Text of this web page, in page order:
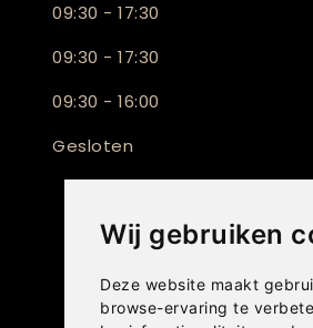
Wij gebruiken
Deze website maakt
browse-ervaring te
09:30 - 17:30
09:30 - 17:30
09:30 - 16:00
Gesloten